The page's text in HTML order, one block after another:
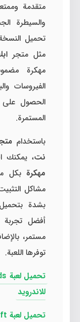
متقدمة
والسيطرة
تحميل
مثل متجر
مهكرة
الفيروسات
الحصول على
المستمرة.
باستخدام
نت، يمكنك
مهكرة بكل
مشاكل
بشدة
أفضل
مستمر،
توفرها اللعبة.
للاندرويد
تحميل لعبة minecraft مهكرة